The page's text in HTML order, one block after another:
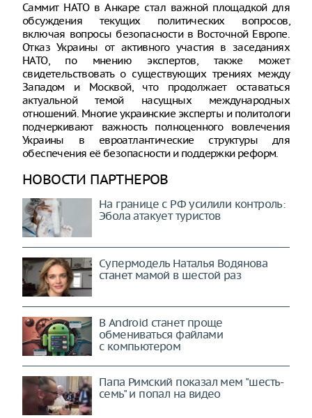
Саммит НАТО в Анкаре стал важной площадкой для
обсуждения текущих политических вопросов,
включая вопросы безопасности в Восточной Европе.
Отказ Украины от активного участия в заседаниях
НАТО, по мнению экспертов, также может
свидетельствовать о существующих трениях между
Западом и Москвой, что продолжает оставаться
актуальной темой насущных международных
отношений. Многие украинские эксперты и политологи
подчеркивают важность полноценного вовлечения
Украины в евроатлантические структуры для
обеспечения её безопасности и поддержки реформ.
НОВОСТИ ПАРТНЕРОВ
На границе с РФ усилили контроль:
Эбола атакует туристов
Супермодель Наталья Водянова
станет мамой в шестой раз
В Android станет проще
обмениваться файлами
с компьютером
Папа Римский показал мем "шесть-
семь" и попал на видео